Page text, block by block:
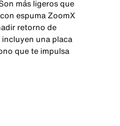
más ligeros que
espuma ZoomX
retorno de
una placa
que te impulsa